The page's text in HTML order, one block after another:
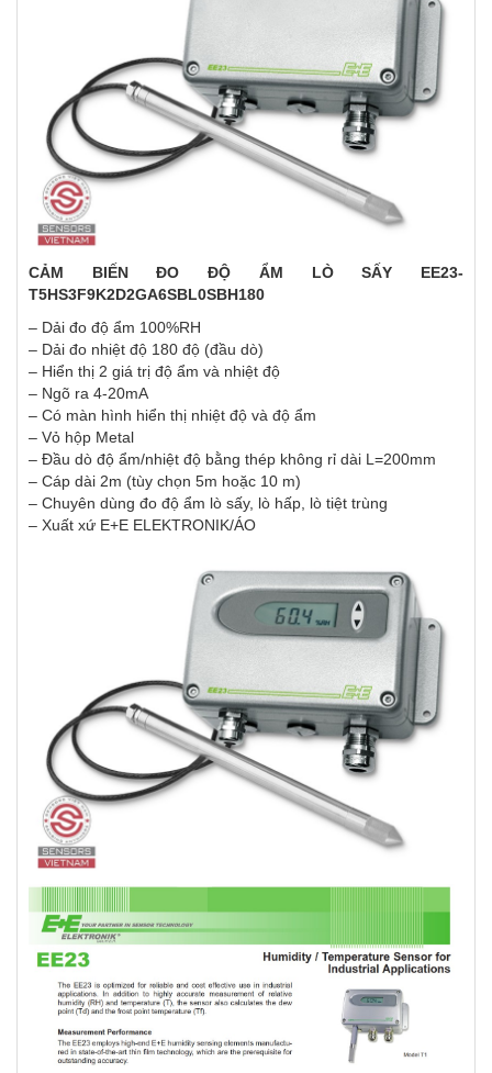
CẢM BIẾN ĐO ĐỘ ẨM LÒ SẤY EE23-
T5HS3F9K2D2GA6SBL0SBH180
– Dải đo độ ẩm 100%RH
– Dải đo nhiệt độ 180 độ (đầu dò)
– Hiển thị 2 giá trị độ ẩm và nhiệt độ
– Ngõ ra 4-20mA
– Có màn hình hiển thị nhiệt độ và độ ẩm
– Vỏ hộp Metal
– Đầu dò độ ẩm/nhiệt độ bằng thép không rỉ dài L=200mm
– Cáp dài 2m (tùy chọn 5m hoặc 10 m)
– Chuyên dùng đo độ ẩm lò sấy, lò hấp, lò tiệt trùng
– Xuất xứ E+E ELEKTRONIK/ÁO